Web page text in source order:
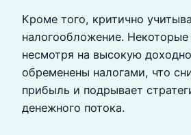
Кроме того, критично
налогообложение.
несмотря на высокую
обременены налогами, что
прибыль и подрывает
денежного потока.